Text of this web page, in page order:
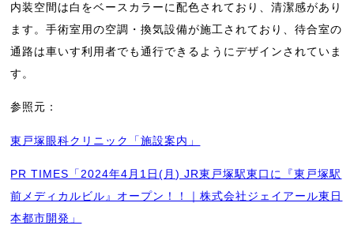
内装空間は白をベースカラーに配色されており、清潔感があり
ます。手術室用の空調・換気設備が施工されており、待合室の
通路は車いす利用者でも通行できるようにデザインされていま
す。
参照元：
東戸塚眼科クリニック「施設案内」
PR TIMES「2024年4月1日(月) JR東戸塚駅東口に『東戸塚駅
前メディカルビル』オープン！！｜株式会社ジェイアール東日
本都市開発」